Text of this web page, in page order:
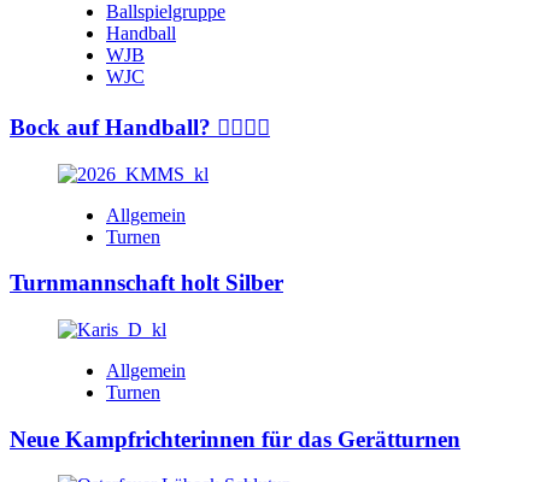
Ballspielgruppe
Handball
WJB
WJC
Bock auf Handball? 🤾‍♂️🤾‍♀️
Allgemein
Turnen
Turnmannschaft holt Silber
Allgemein
Turnen
Neue Kampfrichterinnen für das Gerätturnen